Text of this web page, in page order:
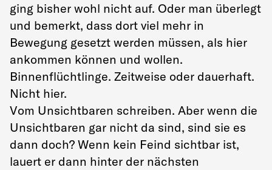
ging bisher wohl nicht auf. Oder man überlegt
und bemerkt, dass dort viel mehr in
Bewegung gesetzt werden müssen, als hier
ankommen können und wollen.
Binnenflüchtlinge. Zeitweise oder dauerhaft.
Nicht hier.
Vom Unsichtbaren schreiben. Aber wenn die
Unsichtbaren gar nicht da sind, sind sie es
dann doch? Wenn kein Feind sichtbar ist,
lauert er dann hinter der nächsten